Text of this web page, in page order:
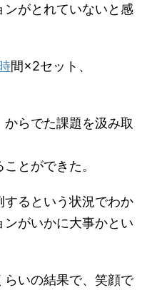
ンがとれていないと感
間×2セット、
らでた課題を汲み取
とができた。
するという状況でわか
がいかに大事かとい
いの結果で、笑顔で